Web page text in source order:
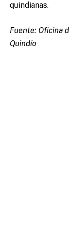
quindianas.
Fuente: Oficina
Quindío